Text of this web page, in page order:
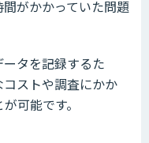
がかかっていた問題
タを記録するた
ストや調査にかか
可能です。